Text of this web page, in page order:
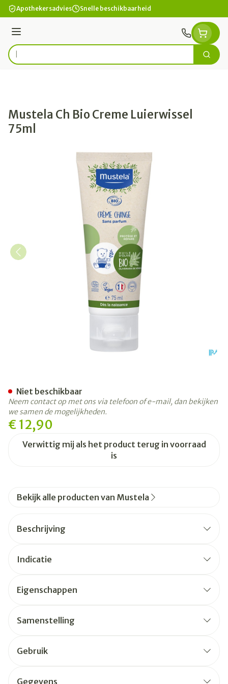
Ga naar de inhoud
Apothekersadvies Snelle beschikbaarheid
Menu
Product, merk, categorie... Zoek
Mustela Ch Bio Creme Luierwissel
75ml
€ 12,90
Verwittig mij als het product terug in voorraad
is
Niet beschikbaar
Neem contact op met ons via telefoon of e-mail, dan bekijken
we samen de mogelijkheden.
Bekijk alle producten van Mustela
Beschrijving
Indicatie
Eigenschappen
Samenstelling
Gebruik
Gegevens